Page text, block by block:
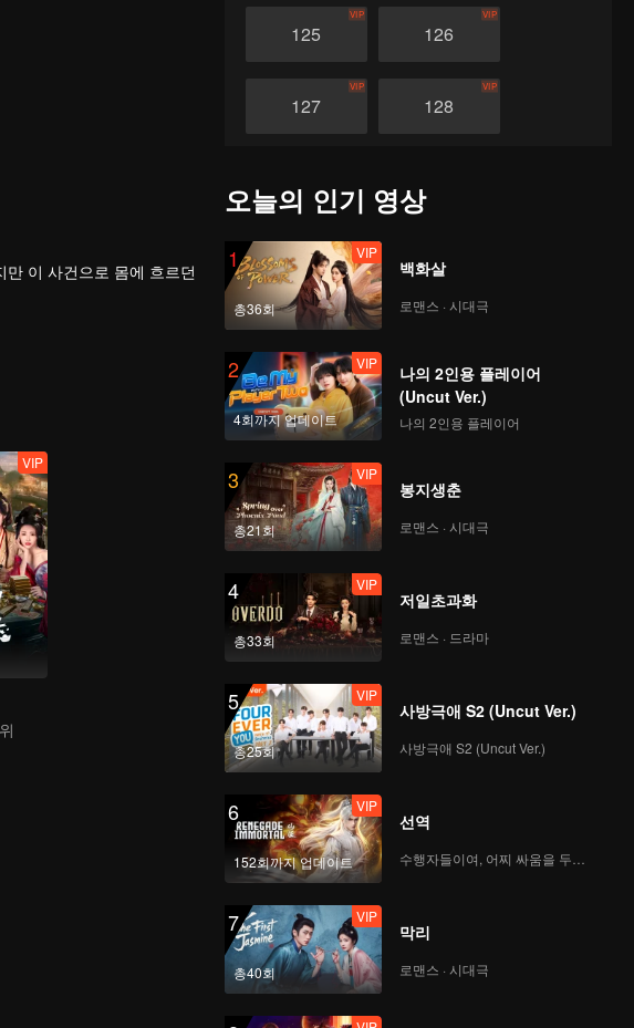
125
VIP
126
VIP
127
VIP
128
VIP
131
133
VIP
134
VIP
135
VIP
136
VIP
137
139
VIP
140
141
VIP
142
143
VIP
145
VIP
146
147
VIP
148
이 사건으로 몸에 흐르던
으로 나가 눈앞에 놓인
VIP
오늘의 인기 영상
1
총36회
VIP
백화살
로맨스 · 시대극
2
4회까지 업데이트
VIP
나의 2인용 플레이어
(Uncut Ver.)
나의 2인용 플레이어
3
총21회
VIP
봉지생춘
로맨스 · 시대극
4
총33회
VIP
저일초과화
로맨스 · 드라마
5
총25회
VIP
사방극애 S2 (Uncut Ver.)
사방극애 S2 (Uncut Ver.)
6
152회까지 업데이트
VIP
선역
7
총40회
VIP
막리
로맨스 · 시대극